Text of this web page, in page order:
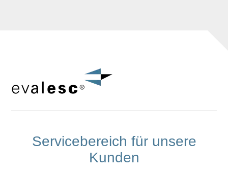
Servicebereich für unsere
Kunden